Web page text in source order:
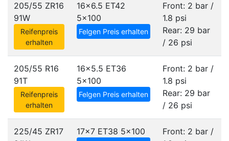
205/55 ZR16
91W
Reifenpreis
erhalten
16x6.5 ET42
5x100
Felgen Preis erhalten
Front: 2 bar /
1.8 psi
Rear: 29 bar
/ 26 psi
205/55 R16
91T
Reifenpreis
erhalten
16x5.5 ET36
5x100
Felgen Preis erhalten
Front: 2 bar /
1.8 psi
Rear: 29 bar
/ 26 psi
225/45 ZR17
17x7 ET38 5x100
Front: 2 bar /